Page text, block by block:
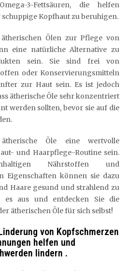
3-Fettsäuren, die helfen
Kopfhaut zu beruhigen.
Ölen zur Pflege von
eine natürliche Alternative zu
sein. Sie sind frei von
oder Konservierungsmitteln
zur Haut sein. Es ist jedoch
ätherische Öle sehr konzentriert
werden sollten, bevor sie auf die
Öle eine wertvolle
und Haarpflege-Routine sein.
Nährstoffen und
Eigenschaften können sie dazu
Haare gesund und strahlend zu
es aus und entdecken Sie die
ätherischen Öle für sich selbst!
von Kopfschmerzen
helfen und
lindern .